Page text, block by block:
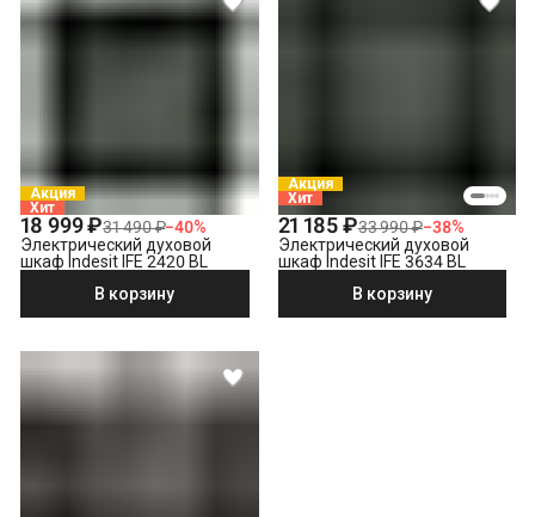
Акция
Хит
18 999 ₽31 490 ₽−40%
Электрический духовой
шкаф Indesit IFE 2420 BL
В корзину
Акция
Хит
21 185 ₽33 990 ₽−38%
Электрический духовой
шкаф Indesit IFE 3634 BL
В корзину